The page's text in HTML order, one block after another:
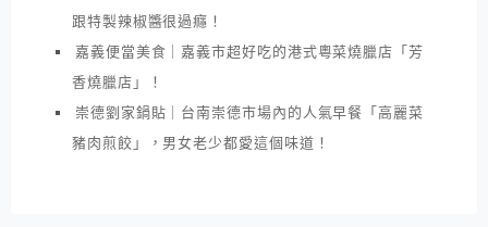
跟特製辣椒醬很過癮！
嘉義便當美食｜嘉義市超好吃的港式粵菜燒臘店「芳
香燒臘店」！
崇德劉家鍋貼｜台南崇德市場內的人氣早餐「高麗菜
豬肉煎餃」，男女老少都愛這個味道！